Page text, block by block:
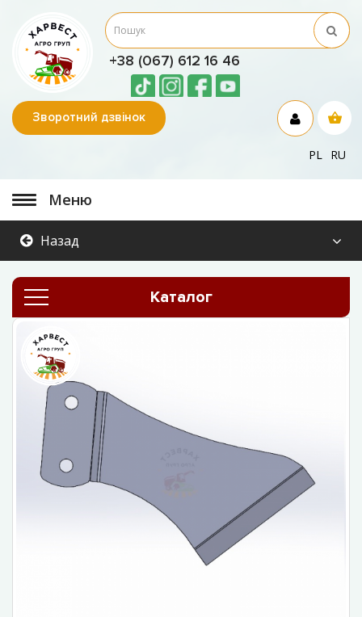
+38 (067) 612 16 46
Зворотний дзвінок
PL RU
Меню
Назад
Каталог